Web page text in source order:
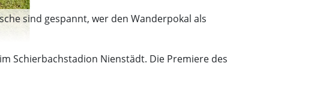
sind gespannt, wer den Wanderpokal als
Schierbachstadion Nienstädt. Die Premiere des